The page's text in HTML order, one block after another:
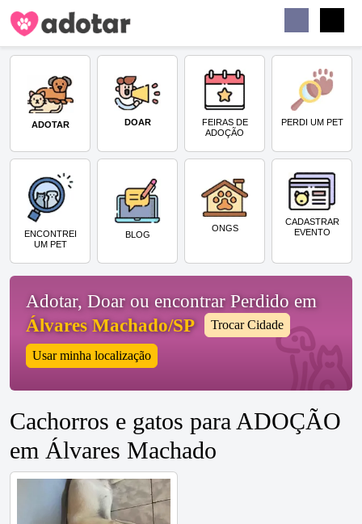
ADOTAR DOAR
FEIRAS DE
ADOÇÃO
PERDI UM PET
ENCONTREI
UM PET
BLOG
ONGS
CADASTRAR
EVENTO
Adotar, Doar ou encontrar Perdido em
Álvares Machado/SP
Trocar Cidade
Usar minha localização
Cachorros e gatos para ADOÇÃO
em Álvares Machado